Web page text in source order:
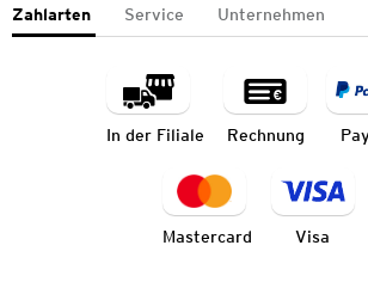
Zahlarten Service Unternehmen
In der Filiale Rechnung
Mastercard Visa